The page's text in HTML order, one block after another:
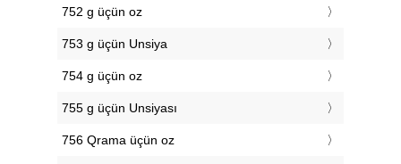
752 g üçün oz
753 g üçün Unsiya
754 g üçün oz
755 g üçün Unsiyası
756 Qrama üçün oz